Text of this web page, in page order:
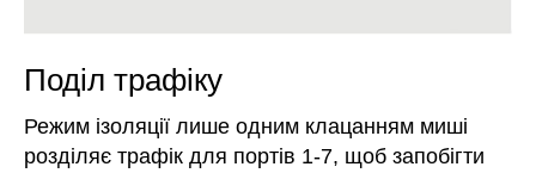
Поділ трафіку
Режим ізоляції лише одним клацанням миші
розділяє трафік для портів 1-7, щоб запобігти